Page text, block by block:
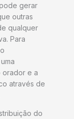
gerar
outras
qualquer
Para
orador e a
através de
do